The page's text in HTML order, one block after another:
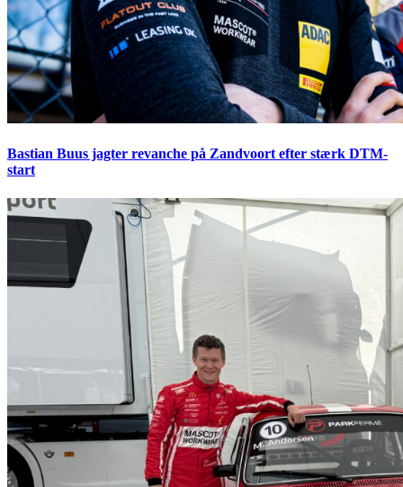
Bastian Buus jagter revanche på Zandvoort efter stærk DTM-
start